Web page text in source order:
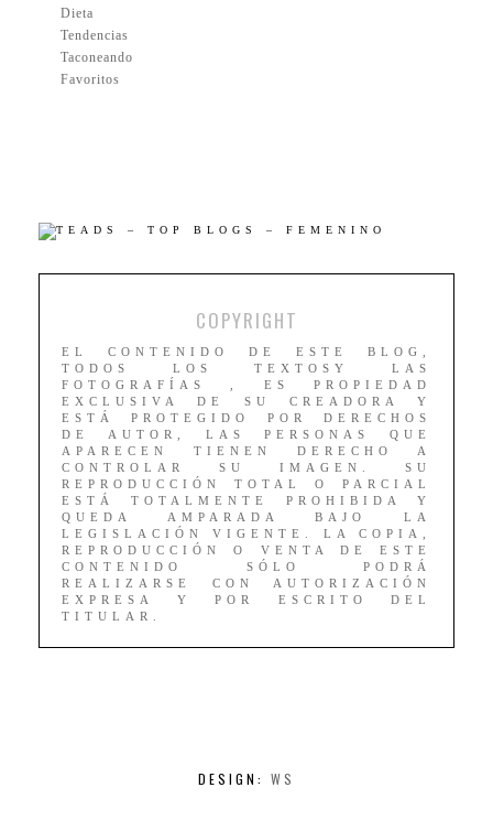
Dieta
Tendencias
Taconeando
Favoritos
COPYRIGHT
EL CONTENIDO DE ESTE BLOG,
TODOS LOS TEXTOSY LAS
FOTOGRAFÍAS , ES PROPIEDAD
EXCLUSIVA DE SU CREADORA Y
ESTÁ PROTEGIDO POR DERECHOS
DE AUTOR, LAS PERSONAS QUE
APARECEN TIENEN DERECHO A
CONTROLAR SU IMAGEN. SU
REPRODUCCIÓN TOTAL O PARCIAL
ESTÁ TOTALMENTE PROHIBIDA Y
QUEDA AMPARADA BAJO LA
LEGISLACIÓN VIGENTE. LA COPIA,
REPRODUCCIÓN O VENTA DE ESTE
CONTENIDO SÓLO PODRÁ
REALIZARSE CON AUTORIZACIÓN
EXPRESA Y POR ESCRITO DEL
TITULAR.
DESIGN: WS